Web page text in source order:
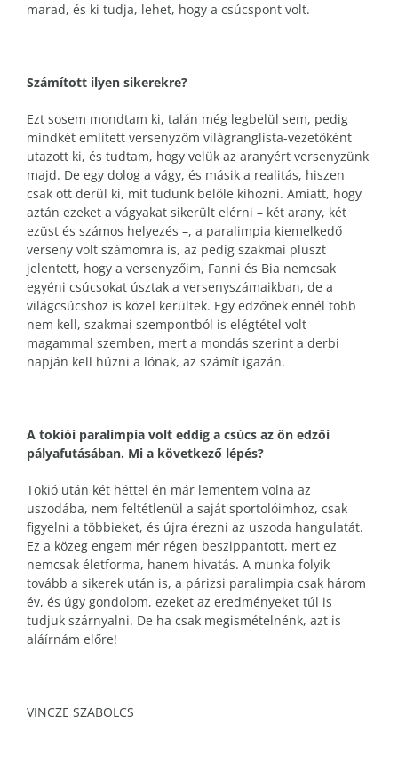
marad, és ki tudja, lehet, hogy a csúcspont volt.
Számított ilyen sikerekre?
Ezt sosem mondtam ki, talán még legbelül sem, pedig
mindkét említett versenyzőm világranglista-vezetőként
utazott ki, és tudtam, hogy velük az aranyért versenyzünk
majd. De egy dolog a vágy, és másik a realitás, hiszen
csak ott derül ki, mit tudunk belőle kihozni. Amiatt, hogy
aztán ezeket a vágyakat sikerült elérni – két arany, két
ezüst és számos helyezés –, a paralimpia kiemelkedő
verseny volt számomra is, az pedig szakmai pluszt
jelentett, hogy a versenyzőim, Fanni és Bia nemcsak
egyéni csúcsokat úsztak a versenyszámaikban, de a
világcsúcshoz is közel kerültek. Egy edzőnek ennél több
nem kell, szakmai szempontból is elégtétel volt
magammal szemben, mert a mondás szerint a derbi
napján kell húzni a lónak, az számít igazán.
A tokiói paralimpia volt eddig a csúcs az ön edzői
pályafutásában. Mi a következő lépés?
Tokió után két héttel én már lementem volna az
uszodába, nem feltétlenül a saját sportolóimhoz, csak
figyelni a többieket, és újra érezni az uszoda hangulatát.
Ez a közeg engem mér régen beszippantott, mert ez
nemcsak életforma, hanem hivatás. A munka folyik
tovább a sikerek után is, a párizsi paralimpia csak három
év, és úgy gondolom, ezeket az eredményeket túl is
tudjuk szárnyalni. De ha csak megismételnénk, azt is
aláírnám előre!
VINCZE SZABOLCS